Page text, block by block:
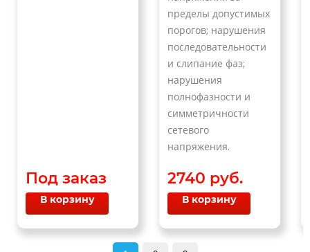
Под заказ
В корзину
пределы допустимых
порогов; нарушения
последовательности
и слипание фаз;
нарушения
полнофазности и
симметричности
сетевого
напряжения.
2740 руб.
В корзину